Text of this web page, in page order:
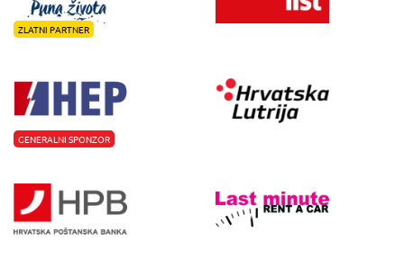
ZLATNI PARTNER
GENERALNI SPONZOR